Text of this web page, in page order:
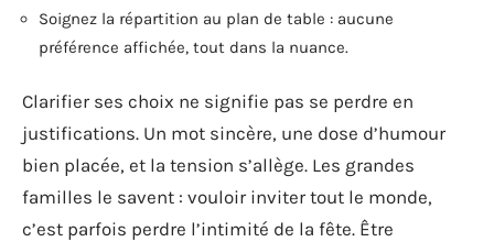
Soignez la répartition au plan de table : aucune
préférence affichée, tout dans la nuance.
Clarifier ses choix ne signifie pas se perdre en
justifications. Un mot sincère, une dose d’humour
bien placée, et la tension s’allège. Les grandes
familles le savent : vouloir inviter tout le monde,
c’est parfois perdre l’intimité de la fête. Être